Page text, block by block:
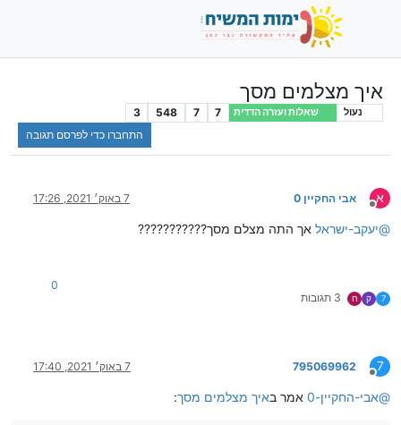
איך מצלמים מסך
נעול שאלות ועזרה הדדית 7
7
548
3
התחברו כדי לפרסם תגובה
א
מנותק
אבי החקיין 0 7 באוק׳ 2021, 17:26
@יעקב-ישראל אך התה מצלם מסך???????????
7 ק ח 3 תגובות
0
7
מנותק
795069962 7 באוק׳ 2021, 17:40
@אבי-החקיין-0 אמר באיך מצלמים מסך: